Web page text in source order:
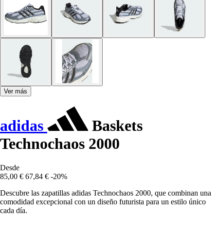
Ver más
adidas
Baskets
Technochaos 2000
Desde
85,00 € 67,84 € -20%
Descubre las zapatillas adidas Technochaos 2000, que combinan una
comodidad excepcional con un diseño futurista para un estilo único
cada día.